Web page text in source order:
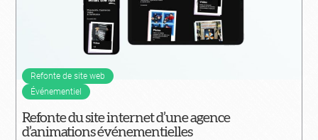
Refonte de site web
Événementiel
Refonte du site internet d’une agence
d’animations événementielles